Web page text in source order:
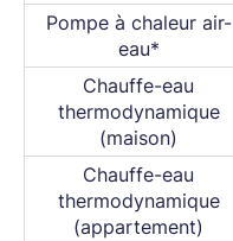
Pompe à chaleur air-
eau*
Chauffe-eau
thermodynamique
(maison)
Chauffe-eau
thermodynamique
(appartement)